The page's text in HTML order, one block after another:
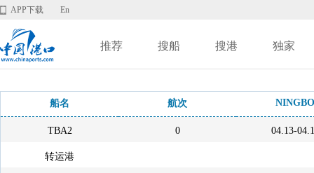
APP下载 En
推荐 搜船 搜港 独家
船名 航次 NINGBO
TBA2 0 04.13-
转运港